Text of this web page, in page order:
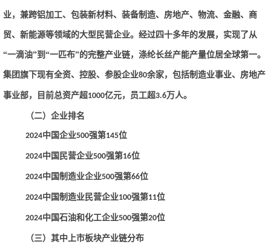
业，兼跨铝加工、包装新材料、装备制造、房地产、物流、金融、商
贸、新能源等领域的大型民营企业。经过四十多年的发展，实现了从
“一滴油”到“一匹布”的完整产业链，涤纶长丝产能产量位居全球第一。
集团旗下现有全资、控股、参股企业80余家，包括制造业事业、房地产
事业部，目前总资产超1000亿元，员工超3.6万人。
（二）企业排名
2024中国企业500强第145位
2024中国民营企业500强第16位
2024中国制造业企业500强第66位
2024中国制造业民营企业100强第11位
2024中国石油和化工企业500强第20位
（三）其中上市板块产业链分布